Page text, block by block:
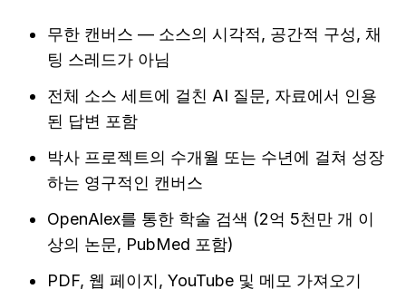
무한 캔버스 — 소스의 시각적, 공간적 구성, 채
팅 스레드가 아님
전체 소스 세트에 걸친 AI 질문, 자료에서 인용
된 답변 포함
박사 프로젝트의 수개월 또는 수년에 걸쳐 성장
하는 영구적인 캔버스
OpenAlex를 통한 학술 검색 (2억 5천만 개 이
상의 논문, PubMed 포함)
PDF, 웹 페이지, YouTube 및 메모 가져오기